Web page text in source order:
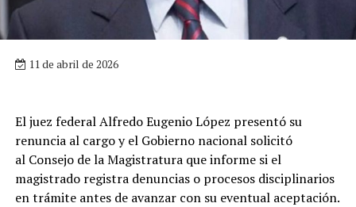
11 de abril de 2026
El juez federal Alfredo Eugenio López presentó su
renuncia al cargo y el Gobierno nacional solicitó
al Consejo de la Magistratura que informe si el
magistrado registra denuncias o procesos disciplinarios
en trámite antes de avanzar con su eventual aceptación.